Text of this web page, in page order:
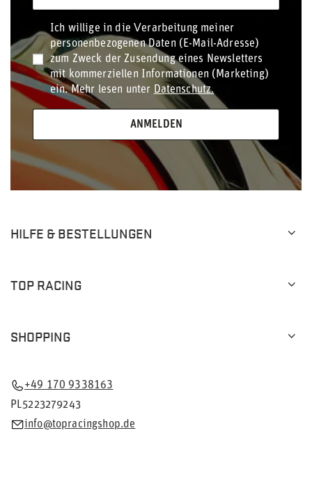
Ich willige in die Verarbeitung meiner
personenbezogenen Daten (E-Mail-Adresse)
zum Zweck der Zusendung eines Newsletters
mit kommerziellen Informationen (Marketing)
ein. Mehr lesen unter Datenschutz.
ANMELDEN
HILFE & BESTELLUNGEN
TOP RACING
SHOPPING
+49 170 9338163
PL5223279243
info@topracingshop.de